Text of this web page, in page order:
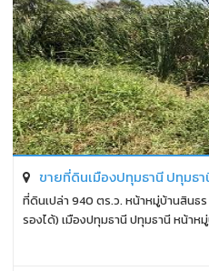
ขายที่ดินเมืองปทุมธานี ปทุมธ
ที่ดินเปล่า 940 ตร.ว. หน้าหมู่บ้านสินธ
รองได้) เมืองปทุมธานี ปทุมธานี หน้าห